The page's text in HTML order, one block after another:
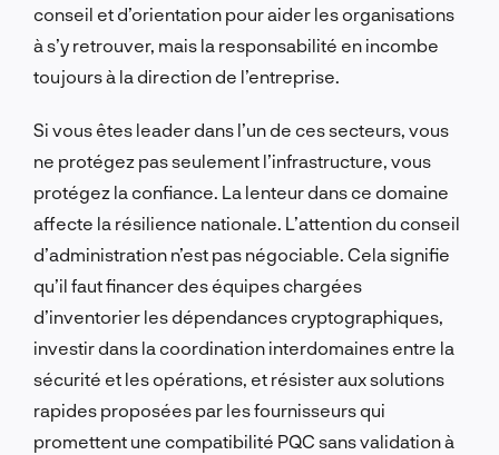
conseil et d’orientation pour aider les organisations
à s’y retrouver, mais la responsabilité en incombe
toujours à la direction de l’entreprise.
Si vous êtes leader dans l’un de ces secteurs, vous
ne protégez pas seulement l’infrastructure, vous
protégez la confiance. La lenteur dans ce domaine
affecte la résilience nationale. L’attention du conseil
d’administration n’est pas négociable. Cela signifie
qu’il faut financer des équipes chargées
d’inventorier les dépendances cryptographiques,
investir dans la coordination interdomaines entre la
sécurité et les opérations, et résister aux solutions
rapides proposées par les fournisseurs qui
promettent une compatibilité PQC sans validation à